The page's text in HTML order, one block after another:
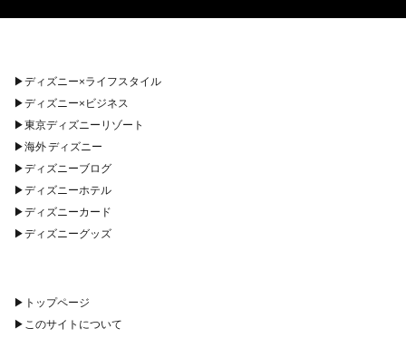
▶︎ディズニー×ライフスタイル
▶︎ディズニー×ビジネス
▶︎東京ディズニーリゾート
▶︎海外 ディズニー
▶︎ディズニーブログ
▶︎ディズニーホテル
▶︎ディズニーカード
▶︎ディズニーグッズ
▶︎ トップページ
▶︎ このサイトについて